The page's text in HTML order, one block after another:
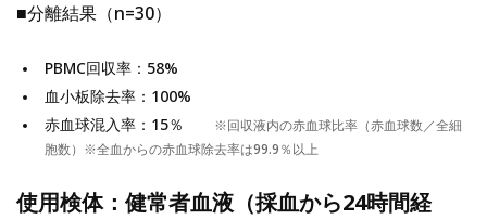
■分離結果（n=30）
PBMC回収率：58%
血小板除去率：100%
赤血球混入率：15％
※回収液内の赤血球比率（赤血球数／全細
胞数）※全血からの赤血球除去率は99.9％以上
使用検体：健常者血液（採血から24時間経